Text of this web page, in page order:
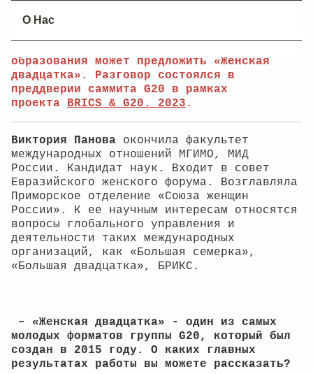
О Нас
дискуссионного клуба «Валдай» Виктория
образования может предложить «Женская
двадцатка». Разговор состоялся в
преддверии саммита G20 в рамках
проекта
BRICS & G20. 2023 .
Виктория Панова окончила факультет
международных отношений МГИМО, МИД
России. Кандидат наук. Входит в совет
Евразийского женского форума. Возглавляла
Приморское отделение «Союза женщин
России». К ее научным интересам относятся
вопросы глобального управления и
деятельности таких международных
организаций, как «Большая семерка»,
«Большая двадцатка», БРИКС.
– «Женская двадцатка» - один из самых
молодых форматов группы G20, который был
создан в 2015 году. О каких главных
результатах работы вы можете рассказать?